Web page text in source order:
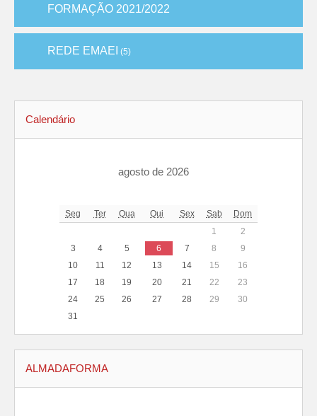
FORMAÇÃO 2021/2022
REDE EMAEI (5)
Calendário
agosto de 2026
Seg Ter Qua Qui Sex Sab
Dom
1
2
3
4 5 6 7 8
9
10
11 12 13 14 15
16
17
18 19 20 21 22
23
24
25 26 27 28 29
30
31
ALMADAFORMA